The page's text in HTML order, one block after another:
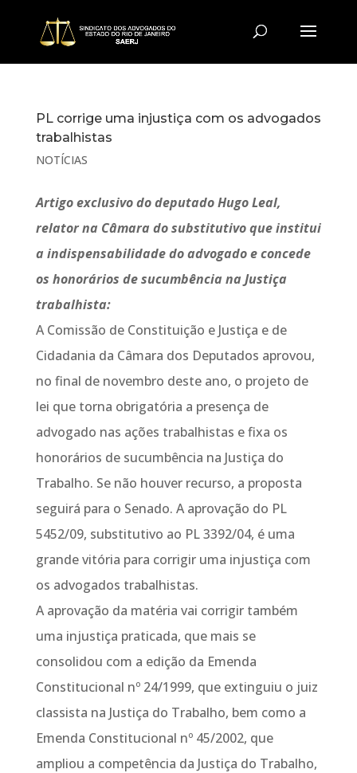
PL corrige uma injustiça com os advogados
trabalhistas
NOTÍCIAS
Artigo exclusivo do deputado Hugo Leal,
relator na Câmara do substitutivo que institui
a indispensabilidade do advogado e concede
os honorários de sucumbência na Justiça
trabalhista:
A Comissão de Constituição e Justiça e de
Cidadania da Câmara dos Deputados aprovou,
no final de novembro deste ano, o projeto de
lei que torna obrigatória a presença de
advogado nas ações trabalhistas e fixa os
honorários de sucumbência na Justiça do
Trabalho. Se não houver recurso, a proposta
seguirá para o Senado. A aprovação do PL
5452/09, substitutivo ao PL 3392/04, é uma
grande vitória para corrigir uma injustiça com
os advogados trabalhistas.
A aprovação da matéria vai corrigir também
uma injustiça praticada, que mais se
consolidou com a edição da Emenda
Constitucional nº 24/1999, que extinguiu o juiz
classista na Justiça do Trabalho, bem como a
Emenda Constitucional nº 45/2002, que
ampliou a competência da Justiça do Trabalho,